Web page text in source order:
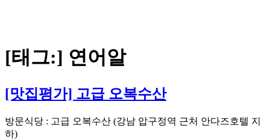
[태그:] 연어알
[맛집평가] 고급 오복수산
방문식당 : 고급 오복수산 (강남 압구정역 근처 안다즈호텔 지
하)